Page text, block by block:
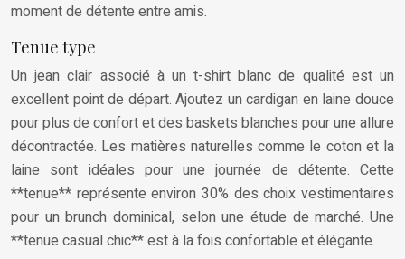
moment de détente entre amis.
Tenue type
Un jean clair associé à un t-shirt blanc de qualité est un
excellent point de départ. Ajoutez un cardigan en laine douce
pour plus de confort et des baskets blanches pour une allure
décontractée. Les matières naturelles comme le coton et la
laine sont idéales pour une journée de détente. Cette
**tenue** représente environ 30% des choix vestimentaires
pour un brunch dominical, selon une étude de marché. Une
**tenue casual chic** est à la fois confortable et élégante.